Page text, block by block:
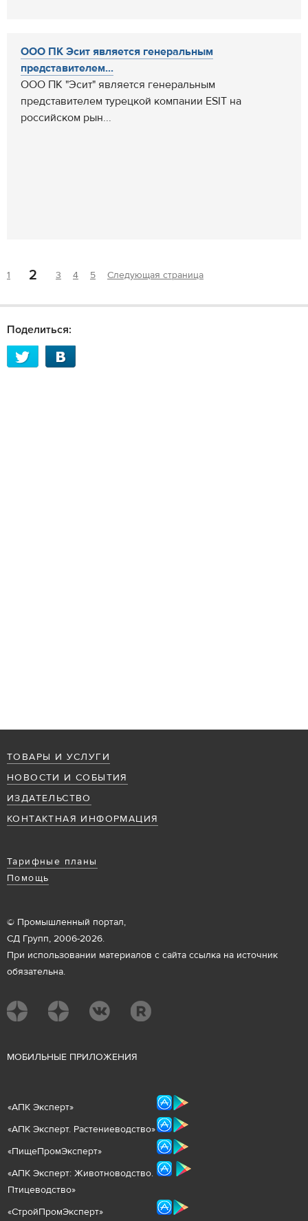
ООО ПК Эсит является генеральным
представителем...
ООО ПК "Эсит" является генеральным
представителем турецкой компании ESIT на
российском рын...
1 2 3 4 5 Следующая страница
Поделиться:
ТОВАРЫ И УСЛУГИ
НОВОСТИ И СОБЫТИЯ
ИЗДАТЕЛЬСТВО
КОНТАКТНАЯ ИНФОРМАЦИЯ
Тарифные планы
Помощь
© Промышленный портал,
СД Групп, 2006-2026.
При использовании материалов с сайта ссылка на источник
обязательна.
МОБИЛЬНЫЕ ПРИЛОЖЕНИЯ
«АПК Эксперт»
«АПК Эксперт. Растениеводство»
«ПищеПромЭксперт»
«АПК Эксперт: Животноводство.
Птицеводство»
«СтройПромЭксперт»